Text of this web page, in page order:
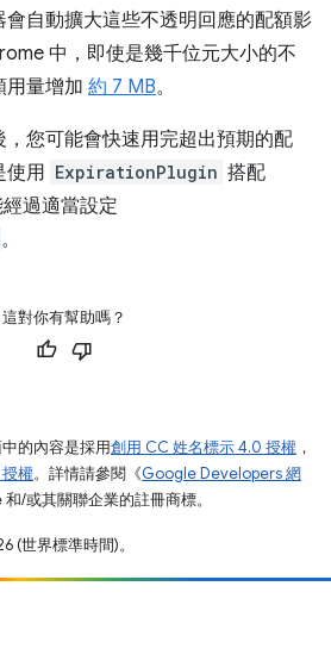
自動擴大這些不透明回應的配額影
中，即使是幾千位元大小的不
用量增加 約 7 MB。
，您可能會快速用完超出預期的配
使用 ExpirationPlugin 搭配
經過適當設定
。
這對你有幫助嗎？
的內容是採用創用 CC 姓名標示 4.0 授權 ，
權。詳情請參閱《Google Developers 網
/或其關聯企業的註冊商標。
(世界標準時間)。